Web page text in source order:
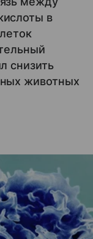
в
снизить
животных